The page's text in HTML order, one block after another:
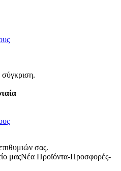
σύγκριση.
σας.
μαςΝέα Προϊόντα-Προσφορές-